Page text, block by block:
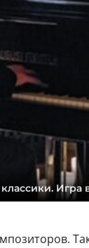
Игра